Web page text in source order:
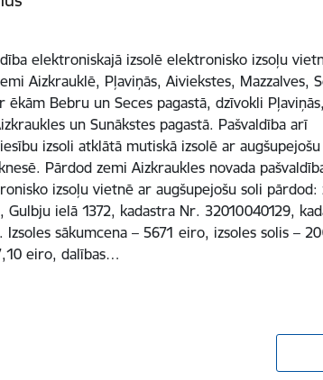
elektroniskajā izsolē elektronisko izsoļu
Aizkrauklē, Pļaviņās, Aiviekstes, Mazzalves,
ēkām Bebru un Seces pagastā, dzīvokli Pļaviņās,
un Sunākstes pagastā. Pašvaldība arī
izsoli atklātā mutiskā izsolē ar
Pārdod zemi Aizkraukles novada
izsoļu vietnē ar augšupejošu soli pārdod:
ielā 1372, kadastra Nr. 32010040129,
Izsoles sākumcena – 5671 eiro, izsoles solis –
eiro, dalības…